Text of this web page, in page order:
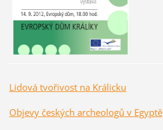
Lidová tvořivost na Králicku
Objevy českých archeologů v Egyptě